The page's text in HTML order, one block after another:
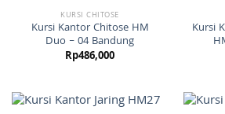
KURSI CHITOSE
Kursi Kantor Chitose HM
Duo – 04 Bandung
Rp486,000
Kursi